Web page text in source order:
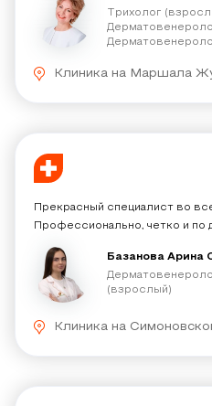
Трихолог
Клиника на Маршала
Прекрасный специалист во
Профессионально, четко и по
Базанова Арина
(взрослый)
Клиника на